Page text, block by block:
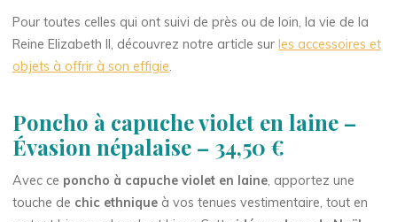
Pour toutes celles qui ont suivi de près ou de loin, la vie de la
Reine Elizabeth II, découvrez notre article surles accessoires et
objets à offrir à son effigie.
Poncho à capuche violet en laine –
Évasion népalaise – 34,50 €
Avec ce poncho à capuche violet en laine, apportez une
touche de chic ethnique à vos tenues vestimentaire, tout en